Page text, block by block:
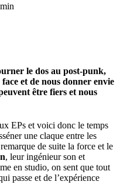
le dos au post-punk,
et de nous donner envie
être fiers et nous
EPs et voici donc le temps
une claque entre les
de suite la force et le
, leur ingénieur son et
en studio, on sent que tout
passe et de l’expérience